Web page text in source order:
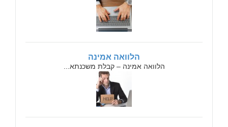
הלוואה אמינה
הלוואה אמינה – קבלת משכנתא...